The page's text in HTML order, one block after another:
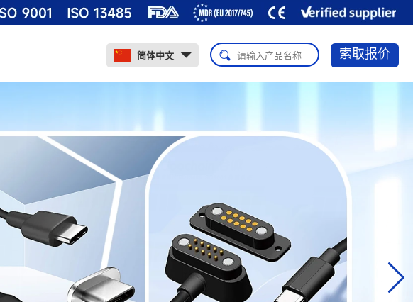
简体中文 索取报价